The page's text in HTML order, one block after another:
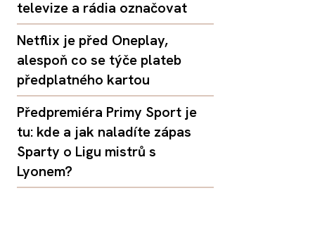
televize a rádia označovat
Netflix je před Oneplay,
alespoň co se týče plateb
předplatného kartou
Předpremiéra Primy Sport je
tu: kde a jak naladíte zápas
Sparty o Ligu mistrů s
Lyonem?